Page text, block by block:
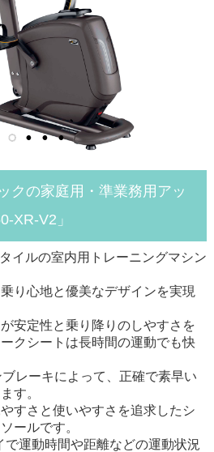
クの家庭用・準業務用アッ
XR-V2」
イルの室内用トレーニングマシン
り心地と優美なデザインを実現
安定性と乗り降りのしやすさを
クシートは長時間の運動でも快
レーキによって、正確で素早い
す。
すさと使いやすさを追求したシ
ールです。
運動時間や距離などの運動状況